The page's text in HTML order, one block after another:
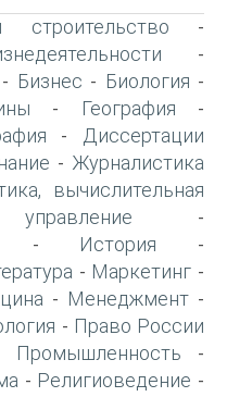
строительство -
-
- Бизнес - Биология -
- География -
-
Диссертации
- Журналистика
вычислительная
-
- История -
- Маркетинг -
- Менеджмент -
- Право России
Промышленность -
- Религиоведение -